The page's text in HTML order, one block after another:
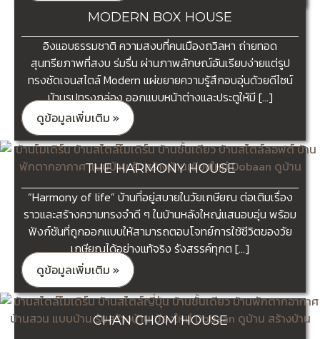
MODERN BOX HOUSE
อิงแอบธรรมชาติ ความสงบที่คนเมืองถวิลหา ถ่ายทอด
สุนทรียภาพที่สงบ ร่มรื่น ผ่านภาพลักษณ์อันเรียบง่ายแต่รูป
ทรงชัดเจนสไตล์ Modern แผ่ขยายความรู้สึกอบอุ่นด้วยดีไซน์
บ้านรูปทรงกล่อง ออกแบบหน้าต่างและประตูให้มี […]
ดูข้อมูลเพิ่มเติม »
THE HARMONY HOUSE
“Harmony of life” บ้านที่อยู่สบายในวัยเกษียณ ต่อเติมเรื่อง
ราวและสร้างความทรงจำดี ๆ ในบ้านหลังใหญ่แสนอบอุ่น พร้อม
ฟังก์ชันที่ถูกออกแบบให้สามารถตอบโจทย์การใช้ชีวิตของวัย
เกษียณได้อย่างแท้จริง รังสรรค์ทุกต […]
ดูข้อมูลเพิ่มเติม »
CHAN CHOM HOUSE